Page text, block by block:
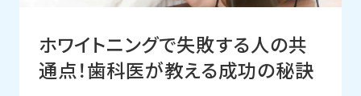
ホワイトニングで失敗する人の共
通点！歯科医が教える成功の秘訣